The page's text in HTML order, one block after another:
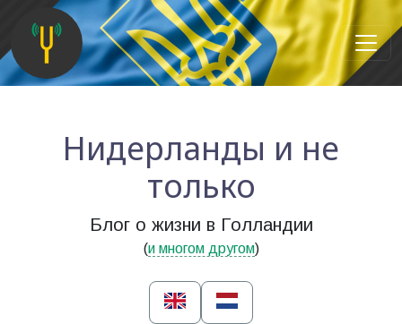
Нидерланды и не
только
Блог о жизни в Голландии
(и многом другом)